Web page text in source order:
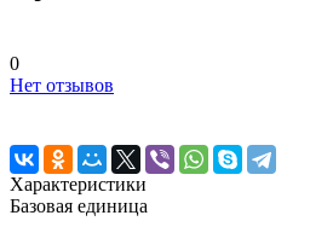
0
Нет отзывов
Характеристики
Базовая единица